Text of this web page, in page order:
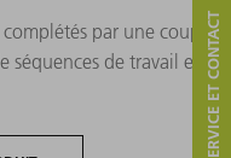
par une coupe
séquences de travail et
SERVICE ET CONTACT